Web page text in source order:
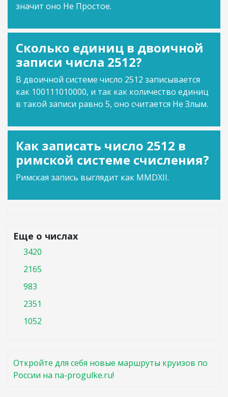
значит оно Не Простое.
Сколько единиц в двоичной
записи числа 2512?
В двоичной системе число 2512 записывается
как 100111010000, и так как количество единиц
в такой записи равно 5, оно считается Не Злым.
Как записать число 2512 в
римской системе счисления?
Римская запись выглядит как MMDXII.
Еще о числах
3420
2165
983
2351
1052
Откройте для себя новые маршруты круизов по
России на na-progulke.ru!